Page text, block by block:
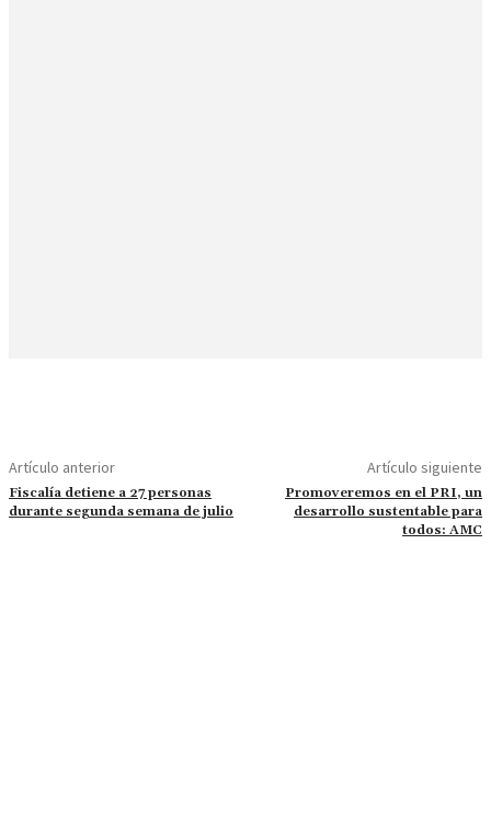
Artículo anterior
Fiscalía detiene a 27 personas
durante segunda semana de julio
Artículo siguiente
Promoveremos en el PRI, un
desarrollo sustentable para
todos: AMC